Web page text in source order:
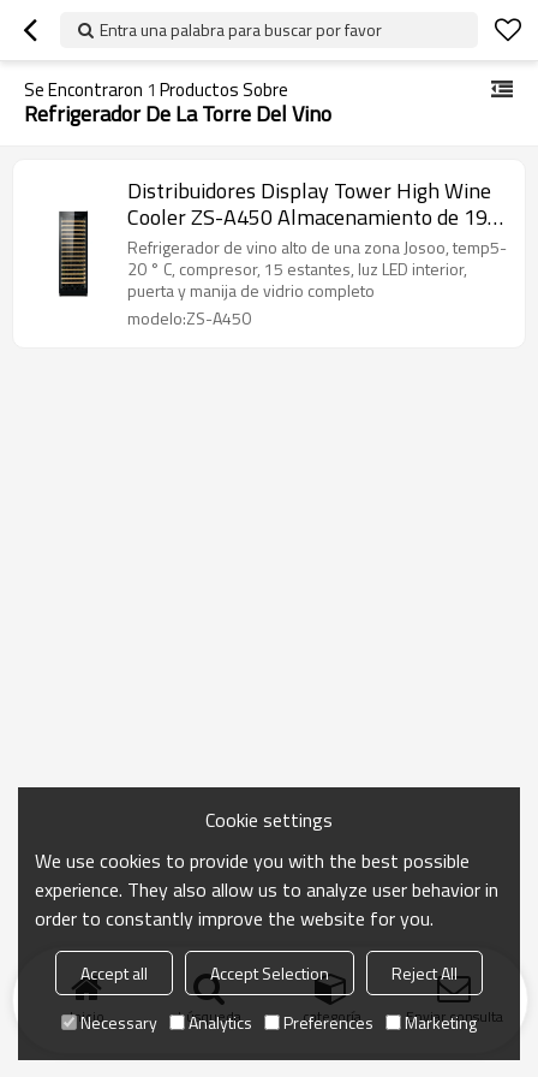
Entra una palabra para buscar por favor
Se Encontraron 1 Productos Sobre
Refrigerador De La Torre Del Vino
Distribuidores Display Tower High Wine
Cooler ZS-A450 Almacenamiento de 190
botellas de vino con estante de madera
de haya y puerta de vidrio completo
Refrigerador de vino alto de una zona Josoo, temp5-
20 ° C, compresor, 15 estantes, luz LED interior,
puerta y manija de vidrio completo
modelo:ZS-A450
Inicio búsqueda categoría Enviar consulta
Cookie settings
We use cookies to provide you with the best possible
experience. They also allow us to analyze user behavior in
order to constantly improve the website for you.
Accept all Accept Selection
Reject All
Necessary
Analytics Preferences Marketing